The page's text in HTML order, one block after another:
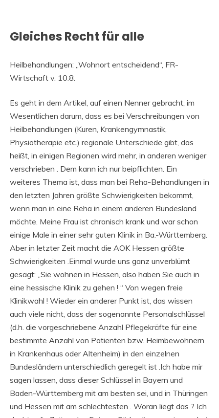
Gleiches Recht für alle
Heilbehandlungen: „Wohnort entscheidend“, FR-
Wirtschaft v. 10.8.
Es geht in dem Artikel, auf einen Nenner gebracht, im
Wesentlichen darum, dass es bei Verschreibungen von
Heilbehandlungen (Kuren, Krankengymnastik,
Physiotherapie etc.) regionale Unterschiede gibt, das
heißt, in einigen Regionen wird mehr, in anderen weniger
verschrieben . Dem kann ich nur beipflichten. Ein
weiteres Thema ist, dass man bei Reha-Behandlungen in
den letzten Jahren größte Schwierigkeiten bekommt,
wenn man in eine Reha in einem anderen Bundesland
möchte. Meine Frau ist chronisch krank und war schon
einige Male in einer sehr guten Klinik in Ba.-Württemberg.
Aber in letzter Zeit macht die AOK Hessen größte
Schwierigkeiten .Einmal wurde uns ganz unverblümt
gesagt: „Sie wohnen in Hessen, also haben Sie auch in
eine hessische Klinik zu gehen ! “ Von wegen freie
Klinikwahl ! Wieder ein anderer Punkt ist, das wissen
auch viele nicht, dass der sogenannte Personalschlüssel
(d.h. die vorgeschriebene Anzahl Pflegekräfte für eine
bestimmte Anzahl von Patienten bzw. Heimbewohnern
in Krankenhaus oder Altenheim) in den einzelnen
Bundesländern unterschiedlich geregelt ist .Ich habe mir
sagen lassen, dass dieser Schlüssel in Bayern und
Baden-Württemberg mit am besten sei, und in Thüringen
und Hessen mit am schlechtesten . Woran liegt das ? Ich